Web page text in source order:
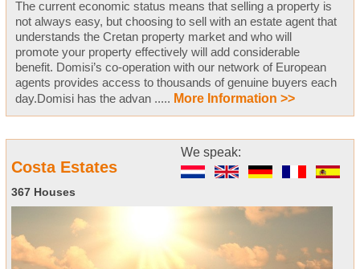
The current economic status means that selling a property is
not always easy, but choosing to sell with an estate agent that
understands the Cretan property market and who will
promote your property effectively will add considerable
benefit. Domisi’s co-operation with our network of European
agents provides access to thousands of genuine buyers each
day.Domisi has the advan ..... More Information >>
We speak:
Costa Estates
367 Houses